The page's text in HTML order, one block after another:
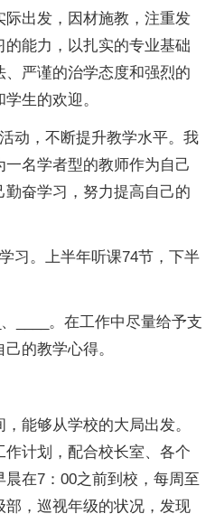
出发，因材施教，注重发
能力，以扎实的专业基础
严谨的治学态度和强烈的
生的欢迎。
动，不断提升教学水平。我
名学者型的教师作为自己
奋学习，努力提高自己的
习。上半年听课74节，下半
____。在工作中尽量给予支
的教学心得。
能够从学校的大局出发。
计划，配合校长室、各个
在7：00之前到校，每周至
，巡视年级的状况，发现